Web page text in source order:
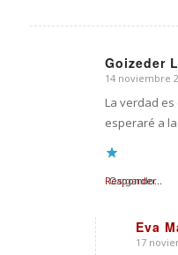
Goizeder
Dice:
14 noviembre
La verdad
esperaré a
Cargando...
Responder
Eva
Dice:
17